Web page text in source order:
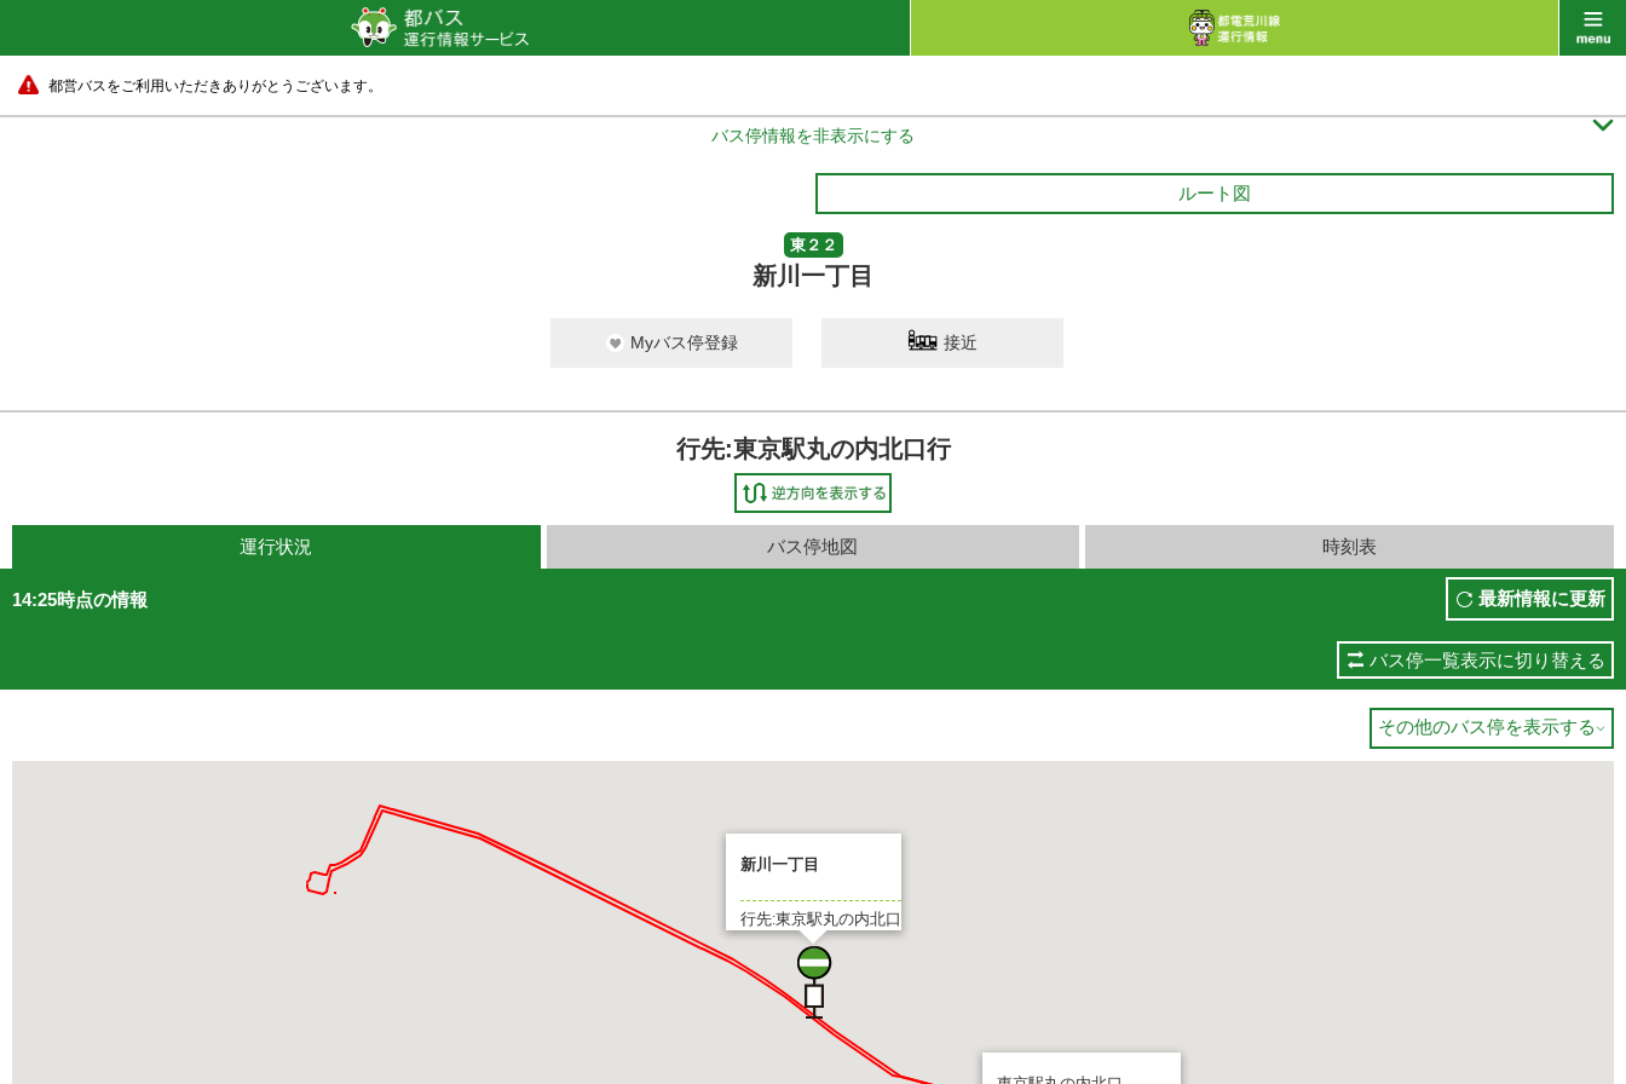
都営バスをご利用いただきありがとうございます。
バス停情報を非表示にする 
ルート図
東２２
新川一丁目
Myバス停登録 接近
行先:東京駅丸の内北口行
運行状況 バス停地図 時刻表
14:25時点の情報 最新情報に更新
バス停一覧表示に切り替える
その他のバス停を表示する 
新川一丁目
行先:東京駅丸の内北口